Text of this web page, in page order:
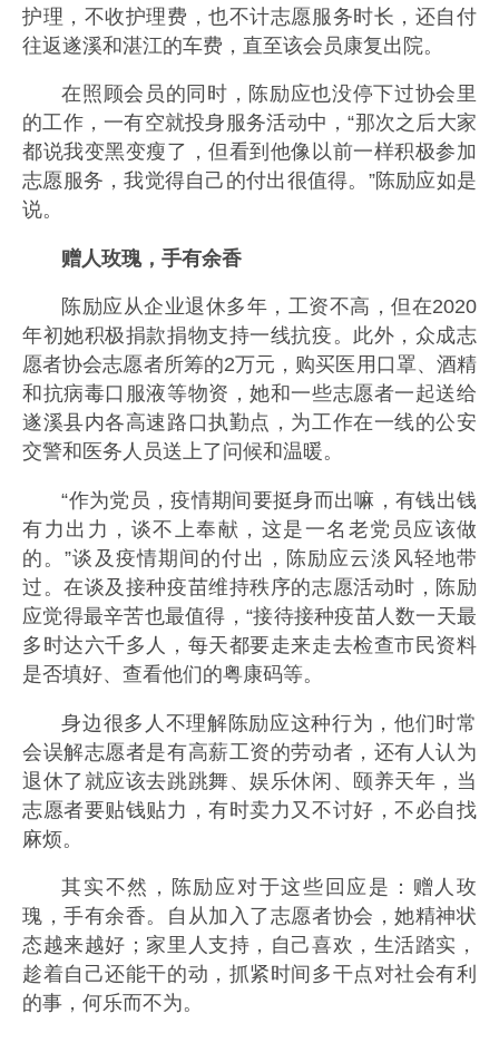
护理，不收护理费，也不计志愿服务时长，还自付
往返遂溪和湛江的车费，直至该会员康复出院。
在照顾会员的同时，陈励应也没停下过协会里
的工作，一有空就投身服务活动中，“那次之后大家
都说我变黑变瘦了，但看到他像以前一样积极参加
志愿服务，我觉得自己的付出很值得。”陈励应如是
说。
赠人玫瑰，手有余香
陈励应从企业退休多年，工资不高，但在2020
年初她积极捐款捐物支持一线抗疫。此外，众成志
愿者协会志愿者所筹的2万元，购买医用口罩、酒精
和抗病毒口服液等物资，她和一些志愿者一起送给
遂溪县内各高速路口执勤点，为工作在一线的公安
交警和医务人员送上了问候和温暖。
“作为党员，疫情期间要挺身而出嘛，有钱出钱
有力出力，谈不上奉献，这是一名老党员应该做
的。”谈及疫情期间的付出，陈励应云淡风轻地带
过。在谈及接种疫苗维持秩序的志愿活动时，陈励
应觉得最辛苦也最值得，“接待接种疫苗人数一天最
多时达六千多人，每天都要走来走去检查市民资料
是否填好、查看他们的粤康码等。
身边很多人不理解陈励应这种行为，他们时常
会误解志愿者是有高薪工资的劳动者，还有人认为
退休了就应该去跳跳舞、娱乐休闲、颐养天年，当
志愿者要贴钱贴力，有时卖力又不讨好，不必自找
麻烦。
其实不然，陈励应对于这些回应是：赠人玫
瑰，手有余香。自从加入了志愿者协会，她精神状
态越来越好；家里人支持，自己喜欢，生活踏实，
趁着自己还能干的动，抓紧时间多干点对社会有利
的事，何乐而不为。